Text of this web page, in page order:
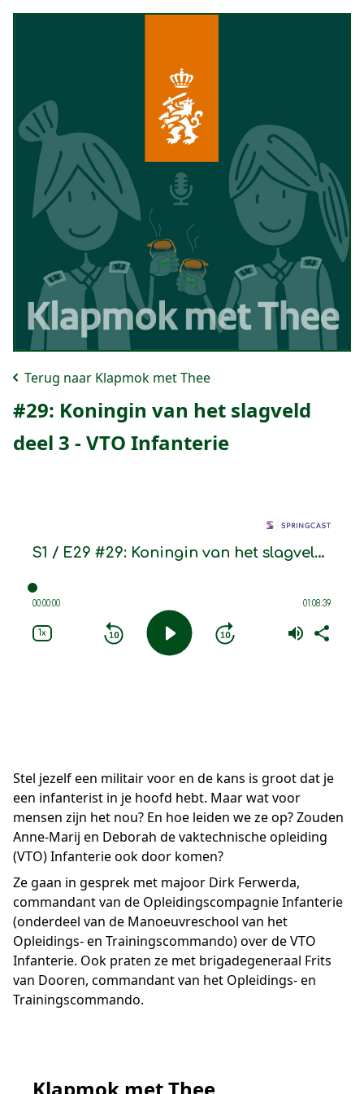
Terug naar Klapmok met Thee
#29: Koningin van het slagveld
deel 3 - VTO Infanterie
Stel jezelf een militair voor en de kans is groot dat je
een infanterist in je hoofd hebt. Maar wat voor
mensen zijn het nou? En hoe leiden we ze op? Zouden
Anne-Marij en Deborah de vaktechnische opleiding
(VTO) Infanterie ook door komen?
Ze gaan in gesprek met majoor Dirk Ferwerda,
commandant van de Opleidingscompagnie Infanterie
(onderdeel van de Manoeuvreschool van het
Opleidings- en Trainingscommando) over de VTO
Infanterie. Ook praten ze met brigadegeneraal Frits
van Dooren, commandant van het Opleidings- en
Trainingscommando.